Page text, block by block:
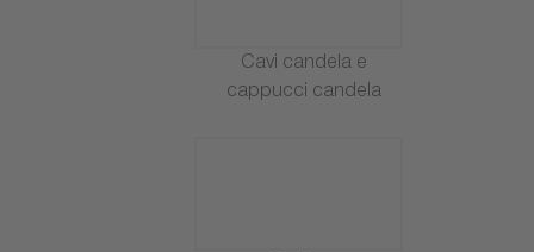
Cavi candela e
cappucci candela